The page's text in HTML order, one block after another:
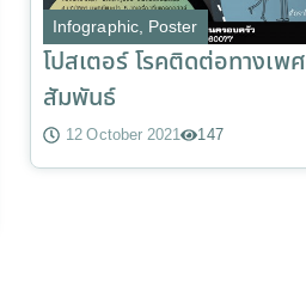
Infographic, Poster
โปสเตอร์ โรคติดต่อทางเพศ
สัมพันธ์
12 October 2021 147